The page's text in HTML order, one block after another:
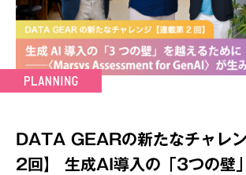
DATA GEARの新たなチャレ
2回】 生成AI導入の「3つの壁